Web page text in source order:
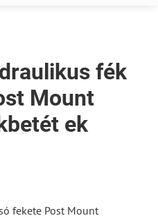
fék
Mount
ek
fekete Post Mount